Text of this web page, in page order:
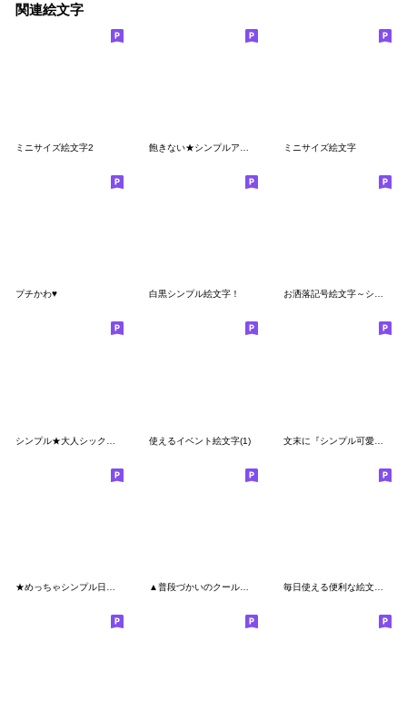
関連絵文字
ミニサイズ絵文字2 ミニサイズ絵文字
プチかわ♥ 白黒シンプル絵文字！ お洒落記号絵文字～シンプル～
使えるイベント絵文字(1) 文末に『シンプル可愛い』ミニ絵文字♪
毎日使える便利な絵文字(1)